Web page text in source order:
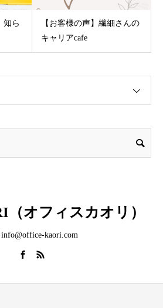
知ら
【お客様の声】繊細さんの
キャリアcafe
（オフィスカオリ）
kaori.com